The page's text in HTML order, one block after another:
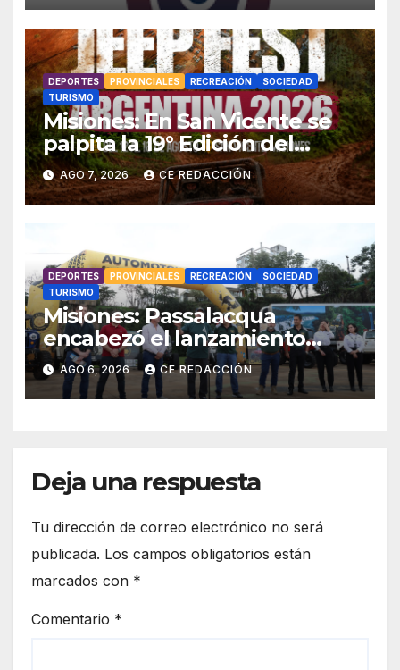
la INFO – Promos especiales
DEPORTES PROVINCIALES RECREACIÓN
SOCIEDAD
TURISMO
Misiones: En San Vicente se
palpita la 19° Edición del
«Jeep Fest» – Cronograma –
detalles
AGO 7, 2026 CE REDACCIÓN
DEPORTES PROVINCIALES RECREACIÓN
SOCIEDAD
TURISMO
Misiones: Passalacqua
encabezó el lanzamiento
provincial del 19° Jeep Fest y
llamó a vivir la experiencia en
San Vicente
AGO 6, 2026 CE REDACCIÓN
Deja una respuesta
Tu dirección de correo electrónico no será
publicada. Los campos obligatorios están
marcados con *
Comentario *